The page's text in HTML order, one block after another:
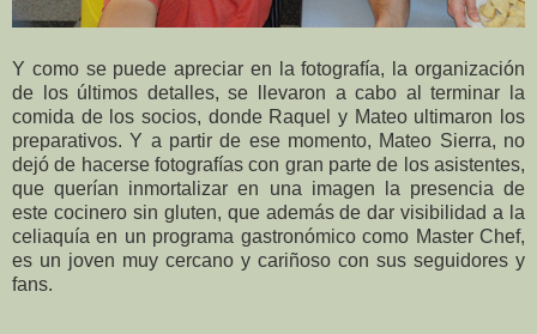
Y como se puede apreciar en la fotografía, la organización
de los últimos detalles, se llevaron a cabo al terminar la
comida de los socios, donde Raquel y Mateo ultimaron los
preparativos. Y a partir de ese momento, Mateo Sierra, no
dejó de hacerse fotografías con gran parte de los asistentes,
que querían inmortalizar en una imagen la presencia de
este cocinero sin gluten, que además de dar visibilidad a la
celiaquía en un programa gastronómico como Master Chef,
es un joven muy cercano y cariñoso con sus seguidores y
fans.